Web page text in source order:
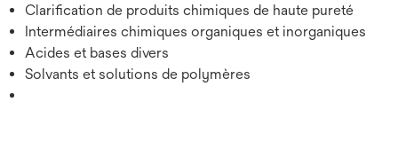
Clarification de produits chimiques de haute pureté
Intermédiaires chimiques organiques et inorganiques
Acides et bases divers
Solvants et solutions de polymères